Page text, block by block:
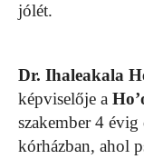
jólét.
Dr. Ihaleakala
képviselője a
szakember 4
kórházban, ahol